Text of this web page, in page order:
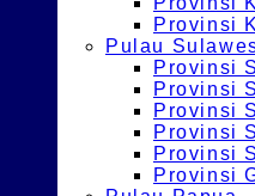
Provinsi
Pulau
Provinsi
Provinsi
Provinsi
Provinsi
Provinsi
Provinsi